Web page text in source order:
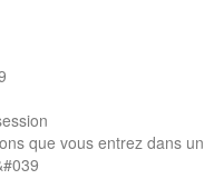
que vous entrez dans un